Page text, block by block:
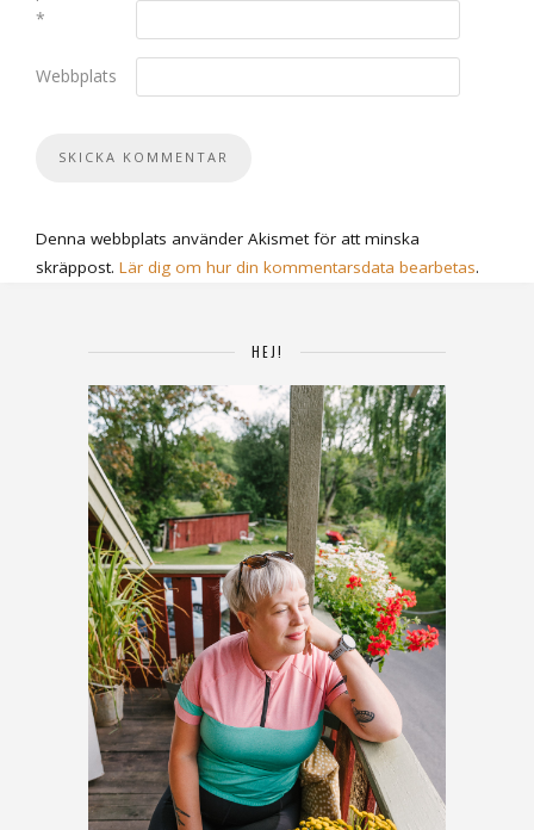
*
Webbplats
Denna webbplats använder Akismet för att minska
skräppost. Lär dig om hur din kommentarsdata bearbetas.
HEJ!